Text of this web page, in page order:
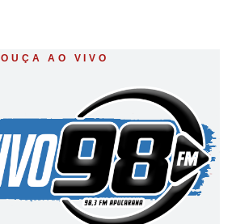
OUÇA AO VIVO